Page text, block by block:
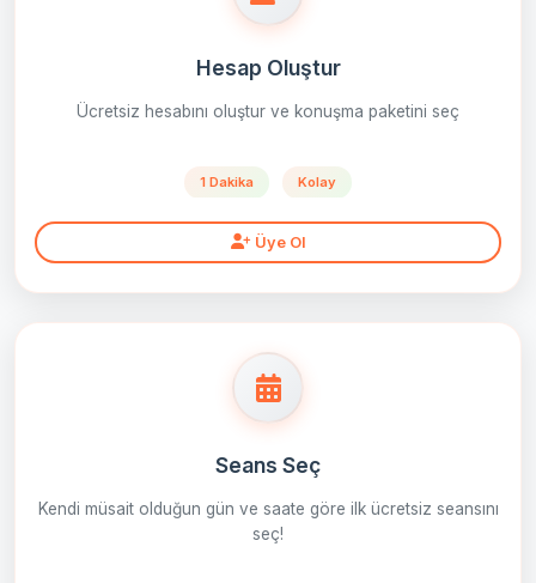
Hesap Oluştur
Ücretsiz hesabını oluştur ve konuşma paketini seç
1 Dakika Kolay
Üye Ol
Seans Seç
Kendi müsait olduğun gün ve saate göre ilk ücretsiz seansını
seç!